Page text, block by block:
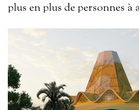
plus en plus de personnes à